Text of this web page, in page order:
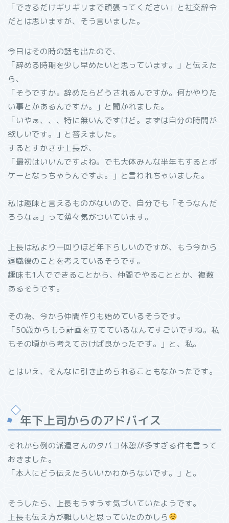
「できるだけギリギリまで頑張ってください」と社交辞令
だとは思いますが、そう言いました。
今日はその時の話も出たので、
「辞める時期を少し早めたいと思っています。」と伝えた
ら、
「そうですか。辞めたらどうされるんですか。何かやりた
い事とかあるんですか。」と聞かれました。
「いやぁ、、、特に無いんですけど。まずは自分の時間が
欲しいです。」と答えました。
するとすかさず上長が、
「最初はいいんですよね。でも大体みんな半年もするとボ
ケーとなっちゃうんですよ。」と言われちゃいました。
私は趣味と言えるものがないので、自分でも「そうなんだ
ろうなぁ」って薄々気がついています。
上長は私より一回りほど年下らしいのですが、もう今から
退職後のことを考えているそうです。
趣味も1人でできることから、仲間でやることとか、複数
あるそうです。
その為、今から仲間作りも始めているそうです。
「50歳からもう計画を立てているなんてすごいですね。私
もその頃から考えておけば良かったです。」と、私。
とはいえ、そんなに引き止められることもなかったです。
年下上司からのアドバイス
それから例の派遣さんのタバコ休憩が多すぎる件も言って
おきました。
「本人にどう伝えたらいいかわからないです。」と。
そうしたら、上長もうすうす気づいていたようです。
上長も伝え方が難しいと思っていたのかしら